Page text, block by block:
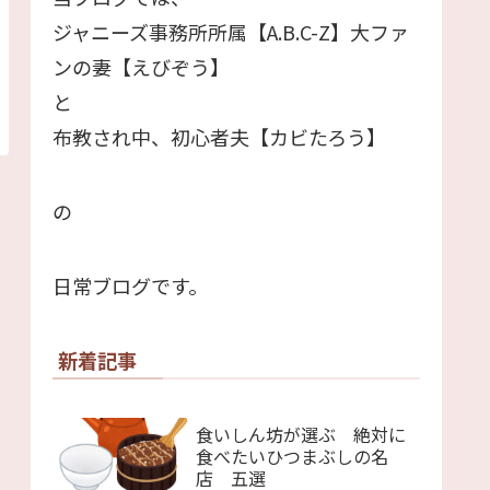
ジャニーズ事務所所属【A.B.C-Z】大ファ
ンの妻【えびぞう】
と
布教され中、初心者夫【カビたろう】
の
日常ブログです。
新着記事
食いしん坊が選ぶ 絶対に
食べたいひつまぶしの名
店 五選